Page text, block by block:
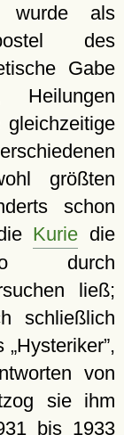
wurde als
des
Gabe
Heilungen
größten
schon
Kurie die
durch
ließ;
schließlich
Hysteriker ,
von
sie ihm
bis 1933